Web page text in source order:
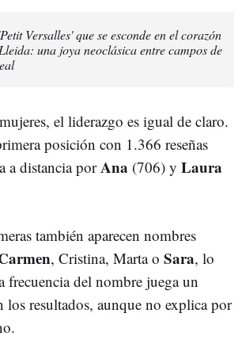
Versalles' que se esconde en el corazón
una joya neoclásica entre campos de
el liderazgo es igual de claro.
posición con 1.366 reseñas
a distancia porAna (706) y Laura
también aparecen nombres
, Cristina, Marta o Sara, lo
frecuencia del nombre juega un
los resultados, aunque no explica por